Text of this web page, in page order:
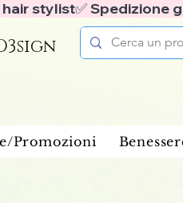
stylist✅ Spedizione
Promozioni